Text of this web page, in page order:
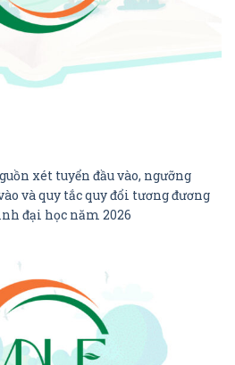
xét tuyển đầu vào, ngưỡng
và quy tắc quy đổi tương đương
đại học năm 2026